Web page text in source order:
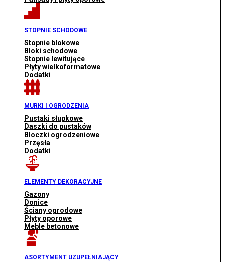
STOPNIE SCHODOWE
Stopnie blokowe
Bloki schodowe
Stopnie lewitujące
Płyty wielkoformatowe
Dodatki
MURKI I OGRODZENIA
Pustaki słupkowe
Daszki do pustaków
Bloczki ogrodzeniowe
Przęsła
Dodatki
ELEMENTY DEKORACYJNE
Gazony
Donice
Ściany ogrodowe
Płyty oporowe
Meble betonowe
ASORTYMENT UZUPEŁNIAJĄCY